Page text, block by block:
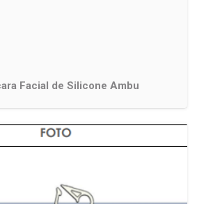
Facial de Silicone Ambu